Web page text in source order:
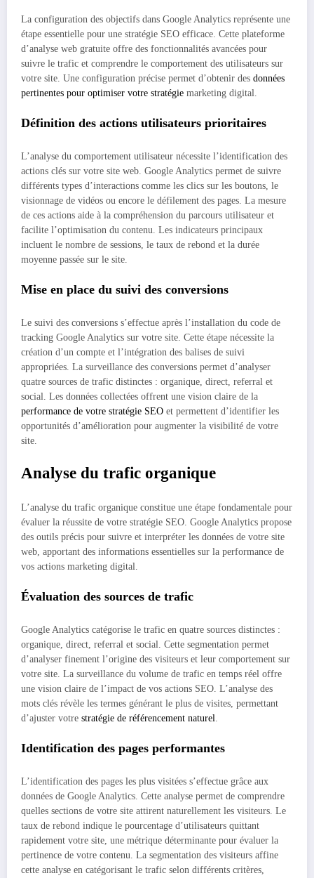
La configuration des objectifs dans Google Analytics représente une
étape essentielle pour une stratégie SEO efficace. Cette plateforme
d’analyse web gratuite offre des fonctionnalités avancées pour
suivre le trafic et comprendre le comportement des utilisateurs sur
votre site. Une configuration précise permet d’obtenir des données
pertinentes pour optimiser votre stratégie marketing digital.
Définition des actions utilisateurs prioritaires
L’analyse du comportement utilisateur nécessite l’identification des
actions clés sur votre site web. Google Analytics permet de suivre
différents types d’interactions comme les clics sur les boutons, le
visionnage de vidéos ou encore le défilement des pages. La mesure
de ces actions aide à la compréhension du parcours utilisateur et
facilite l’optimisation du contenu. Les indicateurs principaux
incluent le nombre de sessions, le taux de rebond et la durée
moyenne passée sur le site.
Mise en place du suivi des conversions
Le suivi des conversions s’effectue après l’installation du code de
tracking Google Analytics sur votre site. Cette étape nécessite la
création d’un compte et l’intégration des balises de suivi
appropriées. La surveillance des conversions permet d’analyser
quatre sources de trafic distinctes : organique, direct, referral et
social. Les données collectées offrent une vision claire de la
performance de votre stratégie SEO et permettent d’identifier les
opportunités d’amélioration pour augmenter la visibilité de votre
site.
Analyse du trafic organique
L’analyse du trafic organique constitue une étape fondamentale pour
évaluer la réussite de votre stratégie SEO. Google Analytics propose
des outils précis pour suivre et interpréter les données de votre site
web, apportant des informations essentielles sur la performance de
vos actions marketing digital.
Évaluation des sources de trafic
Google Analytics catégorise le trafic en quatre sources distinctes :
organique, direct, referral et social. Cette segmentation permet
d’analyser finement l’origine des visiteurs et leur comportement sur
votre site. La surveillance du volume de trafic en temps réel offre
une vision claire de l’impact de vos actions SEO. L’analyse des
mots clés révèle les termes générant le plus de visites, permettant
d’ajuster votre stratégie de référencement naturel
Identification des pages performantes
L’identification des pages les plus visitées s’effectue grâce aux
données de Google Analytics. Cette analyse permet de comprendre
quelles sections de votre site attirent naturellement les visiteurs. Le
taux de rebond indique le pourcentage d’utilisateurs quittant
rapidement votre site, une métrique déterminante pour évaluer la
pertinence de votre contenu. La segmentation des visiteurs affine
cette analyse en catégorisant le trafic selon différents critères,